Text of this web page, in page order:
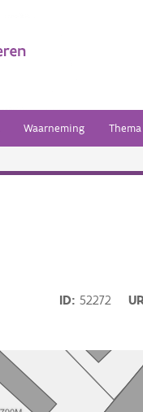
Waarneming Thema
ID
52272